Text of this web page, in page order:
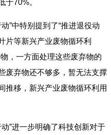
于70%。
”中特别提到了“推进退役动
片等新兴产业废物循环利
，一方面处理这些废弃物的
废弃物还不够多，暂无法支撑
推移，新兴产业废物循环利用
”进一步明确了科技创新对于